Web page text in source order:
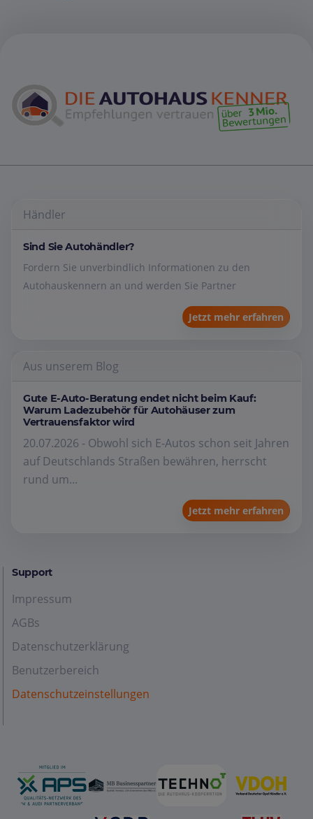
Händler
Sind Sie Autohändler?
Fordern Sie unverbindlich Informationen zu den
Autohauskennern an und werden Sie Partner
Jetzt mehr erfahren
Aus unserem Blog
Gute E-Auto-Beratung endet nicht beim Kauf:
Warum Ladezubehör für Autohäuser zum
Vertrauensfaktor wird
20.07.2026 - Obwohl sich E-Autos schon seit Jahren
auf Deutschlands Straßen bewähren, herrscht
rund um...
Jetzt mehr erfahren
Support
Impressum
AGBs
Datenschutzerklärung
Benutzerbereich
Datenschutzeinstellungen